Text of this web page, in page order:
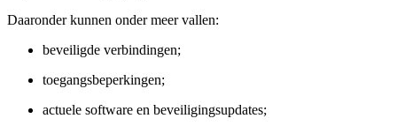
Daaronder kunnen onder meer vallen:
beveiligde verbindingen;
toegangsbeperkingen;
actuele software en beveiligingsupdates;